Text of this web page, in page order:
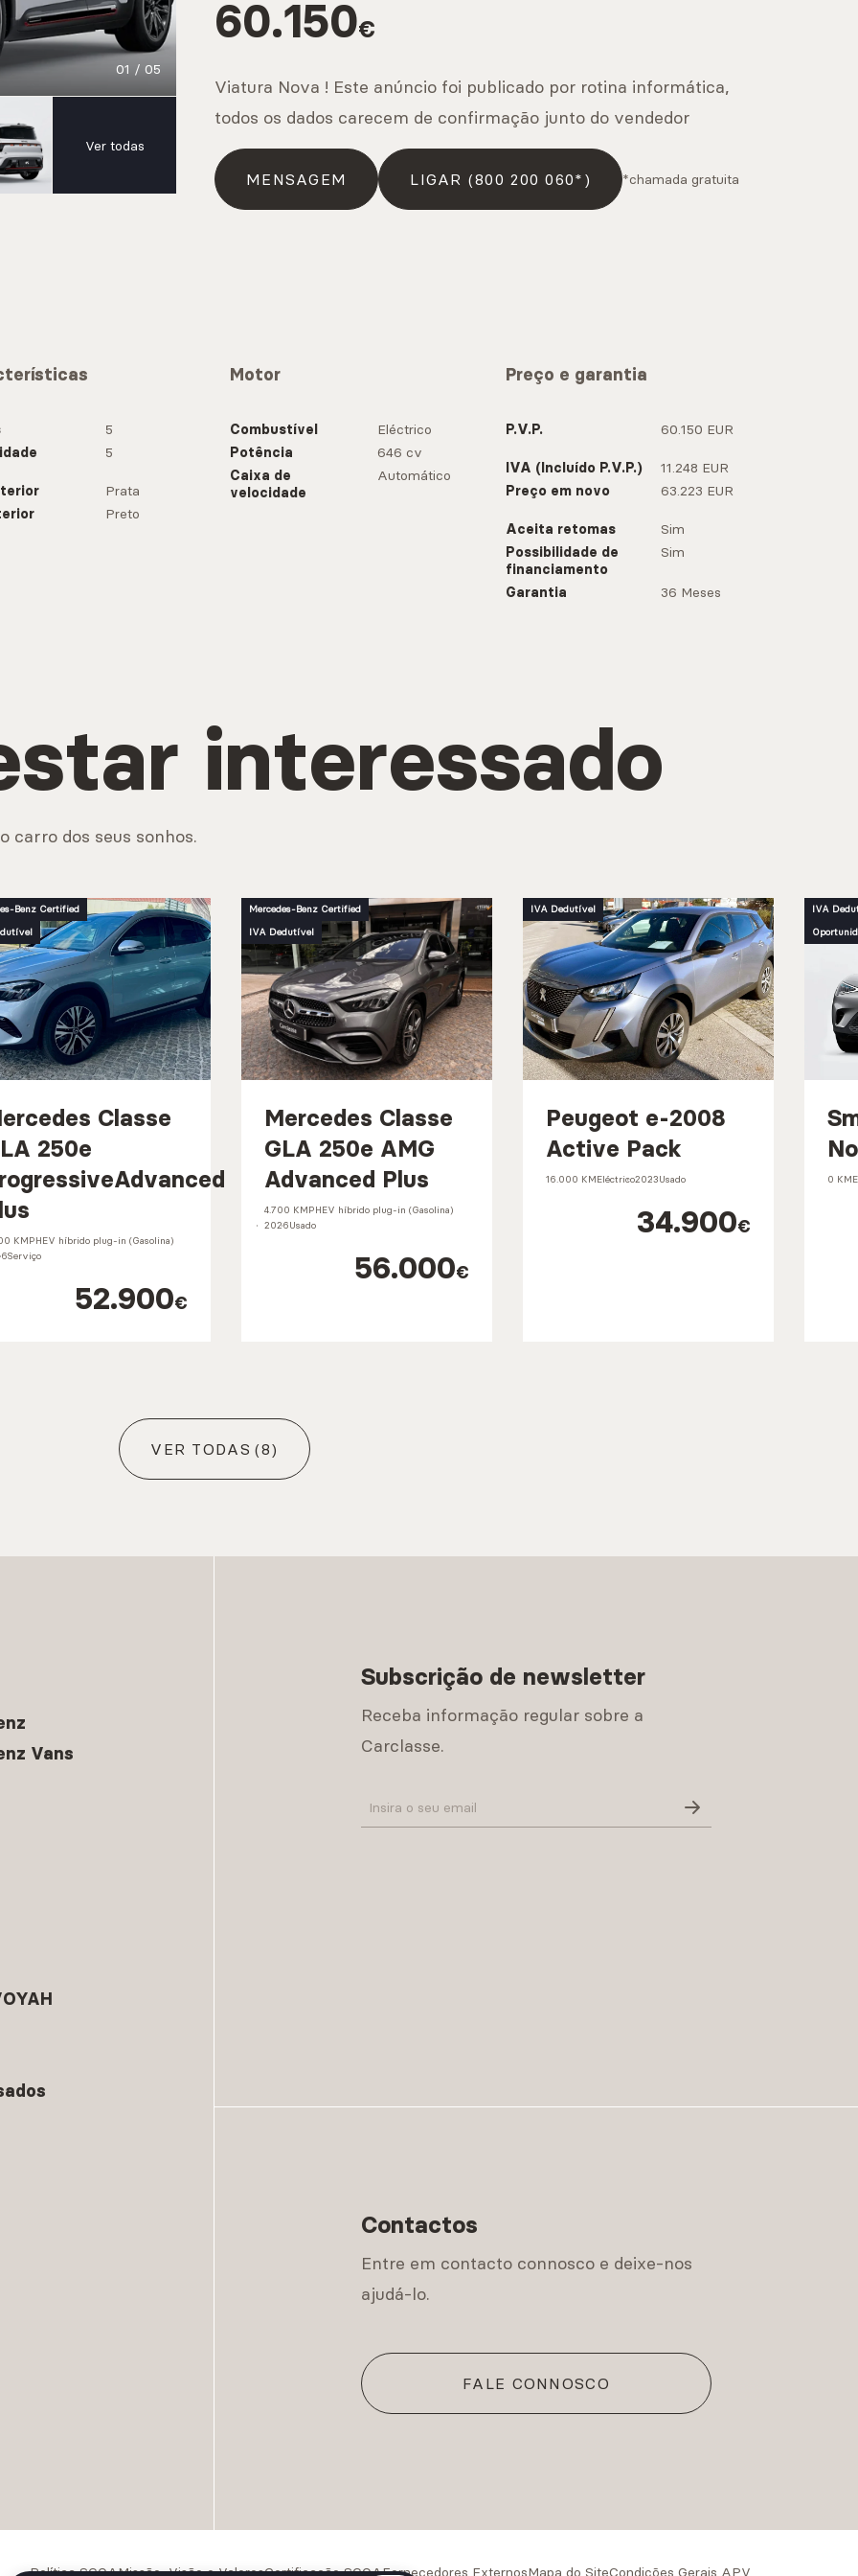
01 / 05
Ver todas
60.150€
MENSAGEM LIGAR (800 200 060*) *chamada gratuita
Viatura Nova ! Este anúncio foi publicado por rotina informática,
todos os dados carecem de confirmação junto do vendedor
5
5
Prata
Preto
Motor
Combustível
Eléctrico
Potência
646 cv
Caixa de
velocidade
Automático
Preço e garantia
P.V.P. 60.150 EUR
IVA (Incluído P.V.P.)
11.248 EUR
Preço em novo
63.223 EUR
Aceita retomas
Sim
Possibilidade de
financiamento
Sim
Garantia 36 Meses
interessado
carro dos seus sonhos.
Benz Certified
Classe
250e
KMPHEV híbrido plug-in (Gasolina)
Serviço
52.900€
Mercedes-Benz Certified
IVA Dedutível
Mercedes Classe
GLA 250e AMG
Advanced Plus
4.700 KMPHEV híbrido plug-in (Gasolina)
2026Usado
56.000€
IVA Dedutível
Peugeot e-2008
Active Pack
16.000 KMEléctrico2023Usado
34.900€
IVA
0 KM
VER TODAS (8)
Subscrição de newsletter
Receba informação regular sobre a
Carclasse.
Contactos
Entre em contacto connosco e deixe-nos
ajudá-lo.
FALE CONNOSCO
Vans
Política SGQAMissão, Visão e ValoresCertificação SGQAFornecedores ExternosMapa do SiteCondições Gerais APV